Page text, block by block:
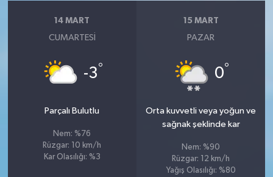
14 MART
CUMARTESI
-3°
Parçalı Bulutlu
Nem: %76
Rüzgar: 10 km/h
Kar Olasılığı: %3
15 MART
PAZAR
0°
Orta kuvvetli veya yoğun ve
sağnak şeklinde kar
Nem: %90
Rüzgar: 12 km/h
Yağış Olasılığı: %80